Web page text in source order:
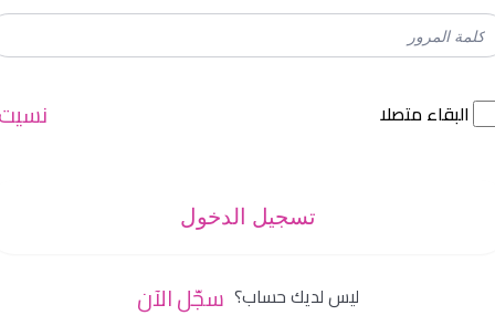
البقاء متصلا
تسجيل الدخول
ليس لديك حساب؟ سجّل الآن